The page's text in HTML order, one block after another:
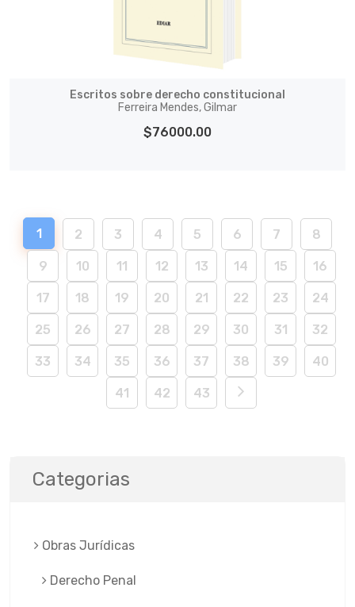
Escritos sobre derecho constitucional
Ferreira Mendes, Gilmar
$76000.00
1 2 3 4 5 6 7 8
9 10 11 12 13 14 15 16
17 18 19 20 21 22 23 24
25 26 27 28 29 30 31 32
33 34 35 36 37 38 39 40
41 42 43
Categorias
Obras Jurí­dicas
Derecho Penal